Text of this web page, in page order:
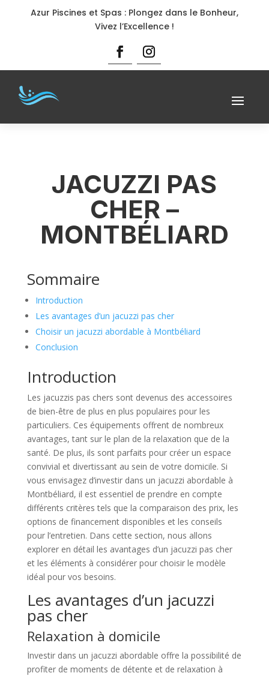
Azur Piscines et Spas : Plongez dans le Bonheur,
Vivez l’Excellence !
JACUZZI PAS
CHER –
MONTBÉLIARD
Sommaire
Introduction
Les avantages d’un jacuzzi pas cher
Choisir un jacuzzi abordable à Montbéliard
Conclusion
Introduction
Les jacuzzis pas chers sont devenus des accessoires
de bien-être de plus en plus populaires pour les
particuliers. Ces équipements offrent de nombreux
avantages, tant sur le plan de la relaxation que de la
santé. De plus, ils sont parfaits pour créer un espace
convivial et divertissant au sein de votre domicile. Si
vous envisagez d’investir dans un jacuzzi abordable à
Montbéliard, il est essentiel de prendre en compte
différents critères tels que la comparaison des prix, les
options de financement disponibles et les conseils
pour l’entretien. Dans cette section, nous allons
explorer en détail les avantages d’un jacuzzi pas cher
et les éléments à considérer pour choisir le modèle
idéal pour vos besoins.
Les avantages d’un jacuzzi
pas cher
Relaxation à domicile
Investir dans un jacuzzi abordable offre la possibilité de
profiter de moments de détente et de relaxation à